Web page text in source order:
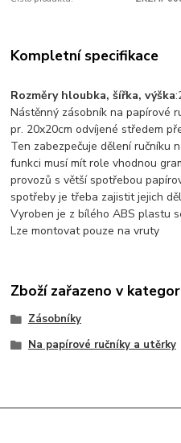
Kompletní specifikace
Rozměry hloubka, šířka, výška:
Nástěnný zásobník na papírové
pr. 20x20cmodvíjené středem
Ten zabezpečuje dělení ručníku
funkci musí mít role vhodnou
provozů s větší spotřebou
spotřeby je třeba zajistit jejich
Vyroben je z bílého ABS plastu
Lze montovat pouze na vruty
Zboží zařazeno v
Zásobníky
Na papírové ručníky a utěrky